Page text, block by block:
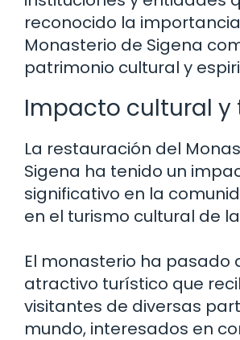
reconocido la
Monasterio de Sigena
patrimonio cultural y
Impacto cultural y
La restauración del
Sigena ha tenido un
significativo en la
en el turismo cultural de
El monasterio ha pasado
atractivo turístico que
visitantes de diversas
mundo, interesados en